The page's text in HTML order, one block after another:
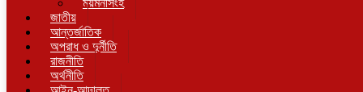
ময়মনসিংহ
জাতীয়
আন্তর্জাতিক
অপরাধ ও দুর্নীতি
রাজনীতি
অর্থনীতি